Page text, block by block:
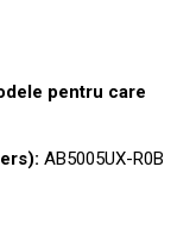
pentru care
AB5005UX-R0B